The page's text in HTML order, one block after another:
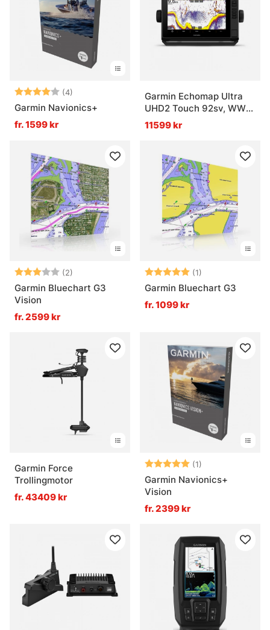
Betyg: (4)
4.0 utav 5 stjärnor
Garmin Navionics+
fr. 1599 kr
Garmin Echomap Ultra
UHD2 Touch 92sv, WW
w/GT56 XDCR
11599 kr
Betyg: (2)
3.0 utav 5 stjärnor
Garmin Bluechart G3
Vision
fr. 2599 kr
Betyg: (1)
Garmin Bluechart G3
fr. 1099 kr
Garmin Force
Trollingmotor
fr. 43409 kr
Betyg: (1)
Garmin Navionics+
Vision
fr. 2399 kr